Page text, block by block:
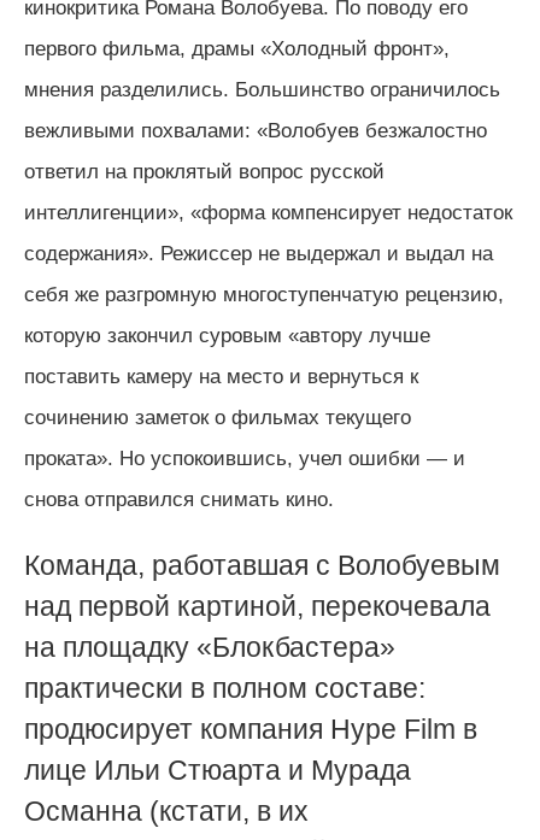
кинокритика Романа Волобуева. По поводу его
первого фильма, драмы «Холодный фронт»,
мнения разделились. Большинство ограничилось
вежливыми похвалами: «Волобуев безжалостно
ответил на проклятый вопрос русской
интеллигенции», «форма компенсирует недостаток
содержания». Режиссер не выдержал и выдал на
себя же разгромную многоступенчатую рецензию,
которую закончил суровым «автору лучше
поставить камеру на место и вернуться к
сочинению заметок о фильмах текущего
проката». Но успокоившись, учел ошибки — и
снова отправился снимать кино.
Команда, работавшая с Волобуевым
над первой картиной, перекочевала
на площадку «Блокбастера»
практически в полном составе:
продюсирует компания Hype Film в
лице Ильи Стюарта и Мурада
Османна (кстати, в их